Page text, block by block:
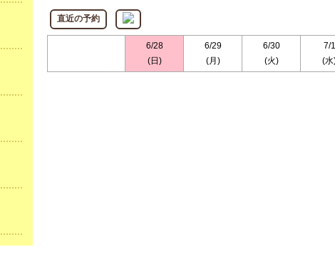
直近の予約
6/28
(日)
6/29
(月)
6/30
(火)
7/1
(水